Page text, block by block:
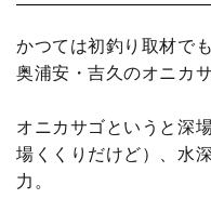
かつては初釣り取材で
奥浦安・吉久のオニカサ
オニカサゴというと深
場くくりだけど）、水
力。